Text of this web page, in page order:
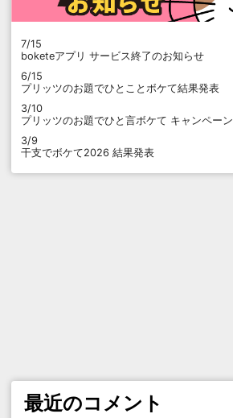
7/15
boketeアプリ サービス終了のお知らせ
6/15
プリッツのお題でひとことボケて結果発表
3/10
プリッツのお題でひと言ボケて キャンペーン
3/9
干支でボケて2026 結果発表
最近のコメント